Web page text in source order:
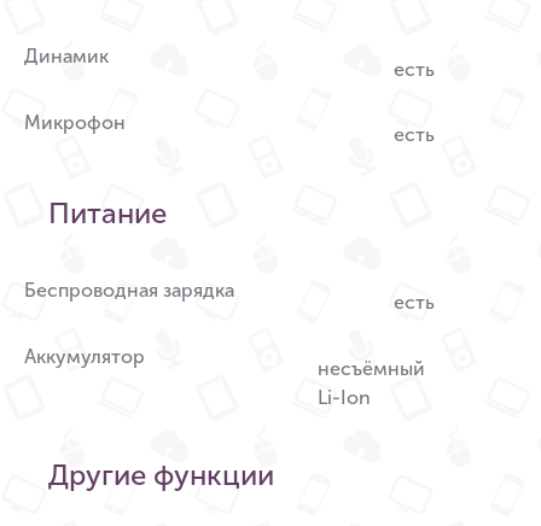
Динамик
есть
Микрофон
есть
Питание
Беспроводная зарядка
есть
Аккумулятор
несъёмный
Li-Ion
Другие функции